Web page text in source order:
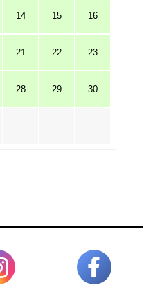
14 15 16
21 22 23
28 29 30